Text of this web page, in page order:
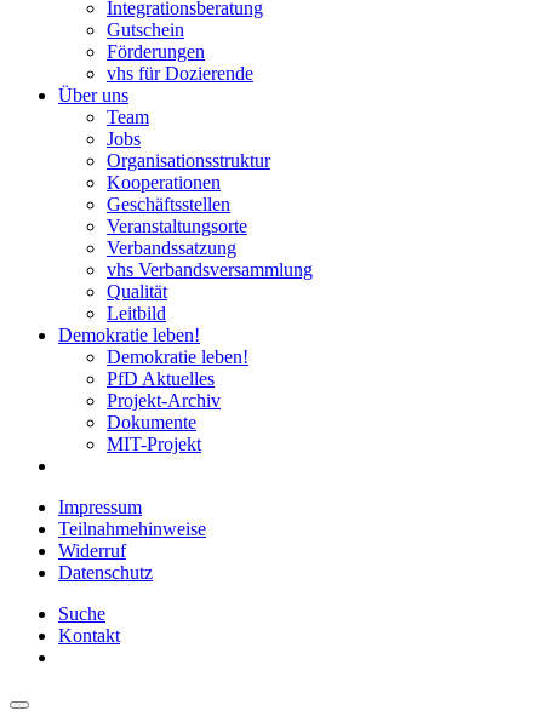
Integrationsberatung
Gutschein
Förderungen
vhs für Dozierende
Über uns
Team
Jobs
Organisationsstruktur
Kooperationen
Geschäftsstellen
Veranstaltungsorte
Verbandssatzung
vhs Verbandsversammlung
Qualität
Leitbild
Demokratie leben!
Demokratie leben!
PfD Aktuelles
Projekt-Archiv
Dokumente
MIT-Projekt
Impressum
Teilnahmehinweise
Widerruf
Datenschutz
Suche
Kontakt